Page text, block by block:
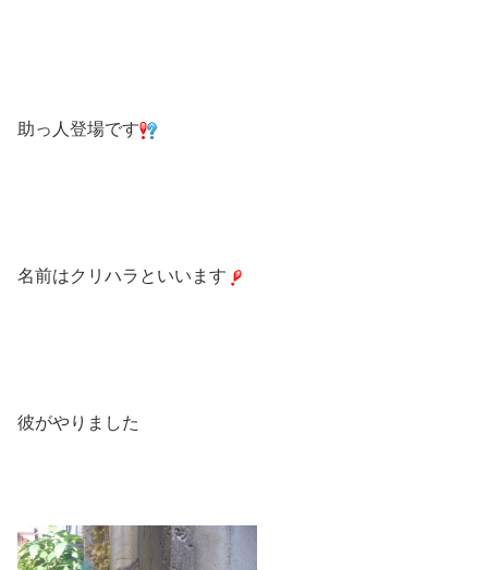
助っ人登場です
名前はクリハラといいます
彼がやりました